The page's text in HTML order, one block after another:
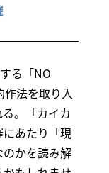
る「NO
法を取り入
。「カイカ
あたり「現
かを読み解